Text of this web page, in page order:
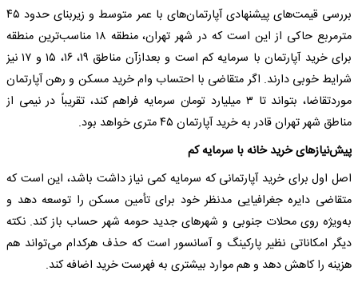
بررسی قیمت‌های پیشنهادی آپارتمان‌های با عمر متوسط و زیربنای حدود ۴۵
مترمربع حاکی از این است که در شهر تهران، منطقه ۱۸ مناسب‌ترین منطقه
برای خرید آپارتمان با سرمایه کم است و بعدازآن مناطق ۱۹، ۱۶، ۱۵ و ۱۷ نیز
شرایط خوبی دارند. اگر متقاضی با احتساب وام خرید مسکن و رهن آپارتمان
موردتقاضا، بتواند تا ۳ میلیارد تومان سرمایه فراهم کند، تقریباً در نیمی از
مناطق شهر تهران قادر به خرید آپارتمان ۴۵ متری خواهد بود.
پیش‌نیازهای خرید خانه با سرمایه کم
اصل اول برای خرید آپارتمانی که سرمایه کمی نیاز داشت باشد، این است که
متقاضی دایره جغرافیایی مدنظر خود برای تأمین مسکن را توسعه دهد و
به‌ویژه روی محلات جنوبی و شهرهای جدید حومه شهر حساب باز کند. نکته
دیگر امکاناتی نظیر پارکینگ و آسانسور است که حذف هرکدام می‌تواند هم
هزینه را کاهش دهد و هم موارد بیشتری به فهرست خرید اضافه کند.